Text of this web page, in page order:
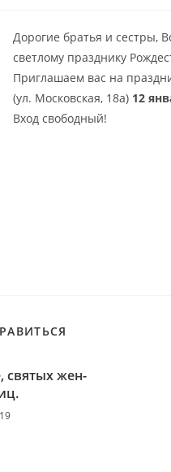
Дорогие братья и сестры,
светлому празднику
Приглашаем вас на
(ул. Московская, 18а) 12
Вход свободный!
святых жен-